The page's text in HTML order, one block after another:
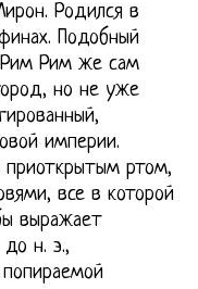
Родился в
Подобный
Рим Рим же сам
но не уже
империи.
приоткрытым ртом,
все в которой
выражает
н. э.,